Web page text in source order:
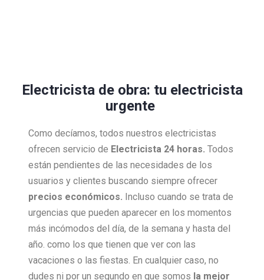
Electricista de obra: tu electricista
urgente
Como decíamos, todos nuestros electricistas
ofrecen servicio de Electricista 24 horas. Todos
están pendientes de las necesidades de los
usuarios y clientes buscando siempre ofrecer
precios económicos. Incluso cuando se trata de
urgencias que pueden aparecer en los momentos
más incómodos del día, de la semana y hasta del
año. como los que tienen que ver con las
vacaciones o las fiestas. En cualquier caso, no
dudes ni por un segundo en que somos la mejor